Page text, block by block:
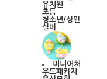
유치원
초등
청소년/성인
실버
미니어처
우드패키지